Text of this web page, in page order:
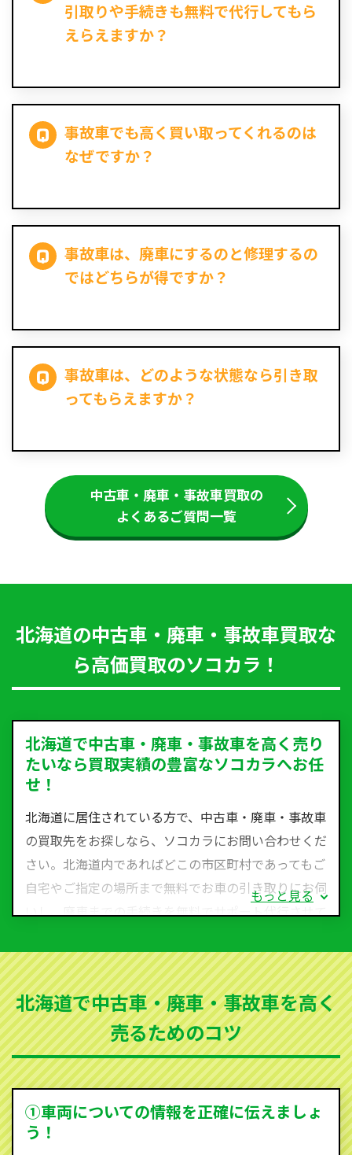
引取りや手続きも無料で代行してもら
えらえますか？
事故車でも高く買い取ってくれるのは
なぜですか？
事故車は、廃車にするのと修理するの
ではどちらが得ですか？
事故車は、どのような状態なら引き取
ってもらえますか？
中古車・廃車・事故車買取の
よくあるご質問一覧
北海道の中古車・廃車・事故車買取な
ら高価買取のソコカラ！
北海道で中古車・廃車・事故車を高く売り
たいなら買取実績の豊富なソコカラへお任
せ！
北海道に居住されている方で、中古車・廃車・事故車
の買取先をお探しなら、ソコカラにお問い合わせくだ
さい。北海道内であればどこの市区町村であってもご
自宅やご指定の場所まで無料でお車の引き取りにお伺
いし、廃車までの手続きを無料でサポート代行させて
など動かない車、水害車、不動車、乗らなくなってし
まった車、車検が切れて動かすことができない車でも
買取可能です。
ソコカラは世界１１０か国に独自の販売ネットワーク
を持ち、国内に自社物流網、自社ヤードをもっている
ため、中間マージンがかかりません。だから高価買取
を実現し、お客様に利益を還元することができるので
す。
もっと見る
北海道で中古車・廃車・事故車を高く
売るためのコツ
①車両についての情報を正確に伝えましょ
う！